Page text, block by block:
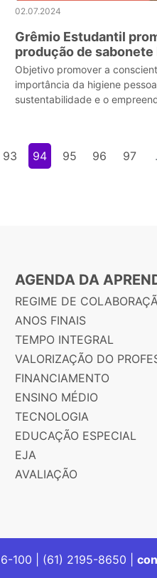
02.07.2024
Grêmio Estudantil
produção de sabonete
Estadual Vilmar Vieira
Objetivo promover a
importância da higiene
sustentabilidade e o
93 94 95 96 97
AGENDA DA
REGIME DE
ANOS FINAIS
TEMPO INTEGRAL
VALORIZAÇÃO DO
FINANCIAMENTO
ENSINO MÉDIO
TECNOLOGIA
EDUCAÇÃO ESPECIAL
EJA
AVALIAÇÃO
100 | (61) 2195-8650 |